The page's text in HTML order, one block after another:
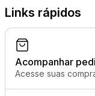
Links rápidos
Acompanhar
Acesse suas